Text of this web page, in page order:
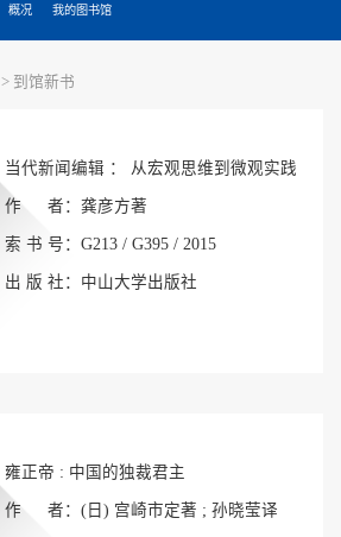
概况 我的图书馆
> 到馆新书
当代新闻编辑 ： 从宏观思维到微观实践
作 者：龚彦方著
索 书 号：G213 / G395 / 2015
出 版 社：中山大学出版社
雍正帝 : 中国的独裁君主
作 者：(日) 宫崎市定著 ; 孙晓莹译